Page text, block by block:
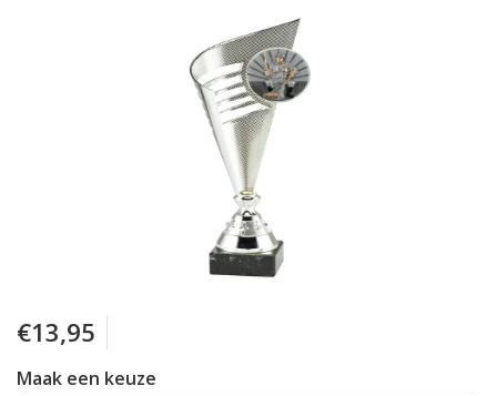
€13,95
Maak een keuze